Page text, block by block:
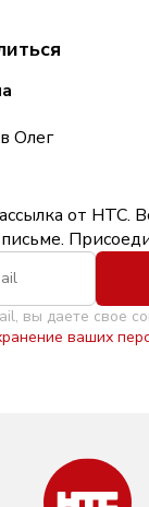
Олег
от НТС.
вы даете свое
ваших